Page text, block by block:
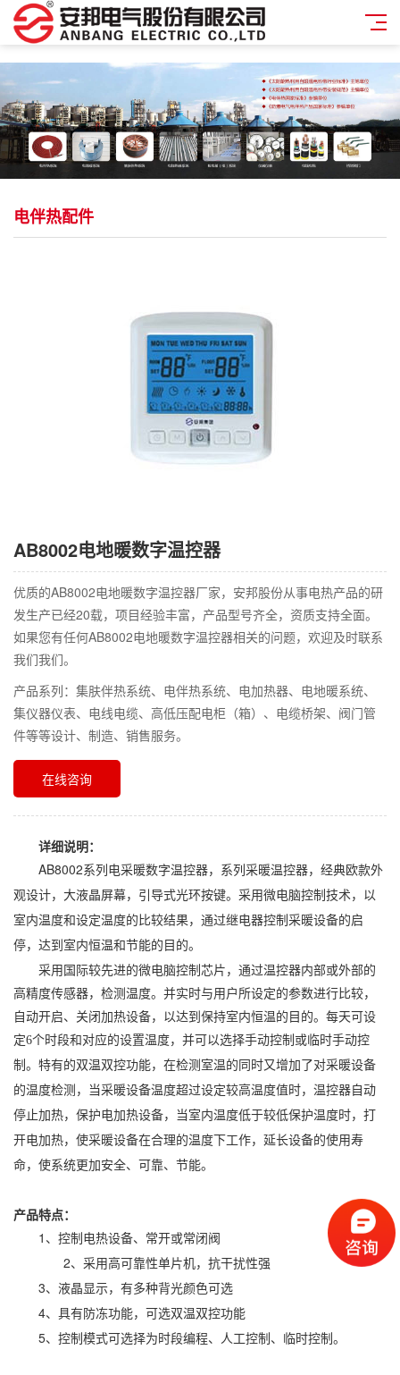
电伴热配件
AB8002电地暖数字温控器
优质的AB8002电地暖数字温控器厂家，安邦股份从事电热产品的研
发生产已经20载，项目经验丰富，产品型号齐全，资质支持全面。
如果您有任何AB8002电地暖数字温控器相关的问题，欢迎及时联系
我们我们。
产品系列：集肤伴热系统、电伴热系统、电加热器、电地暖系统、
集仪器仪表、电线电缆、高低压配电柜（箱）、电缆桥架、阀门管
件等等设计、制造、销售服务。
在线咨询
详细说明：
AB8002系列电采暖数字温控器，系列采暖温控器，经典欧款外
观设计，大液晶屏幕，引导式光环按键。采用微电脑控制技术，以
室内温度和设定温度的比较结果，通过继电器控制采暖设备的启
停，达到室内恒温和节能的目的。
采用国际较先进的微电脑控制芯片，通过温控器内部或外部的
高精度传感器，检测温度。并实时与用户所设定的参数进行比较，
自动开启、关闭加热设备，以达到保持室内恒温的目的。每天可设
定6个时段和对应的设置温度，并可以选择手动控制或临时手动控
制。特有的双温双控功能，在检测室温的同时又增加了对采暖设备
的温度检测，当采暖设备温度超过设定较高温度值时，温控器自动
停止加热，保护电加热设备，当室内温度低于较低保护温度时，打
开电加热，使采暖设备在合理的温度下工作，延长设备的使用寿
命，使系统更加安全、可靠、节能。
产品特点：
1、 控制电热设备、常开或常闭阀
2、采用高可靠性单片机，抗干扰性强
3、液晶显示，有多种背光颜色可选
4、具有防冻功能，可选双温双控功能
5、控制模式可选择为时段编程、人工控制、临时控制。